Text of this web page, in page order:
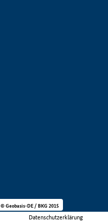
Datenschutzerklärung
© Geobasis-DE / BKG 2015